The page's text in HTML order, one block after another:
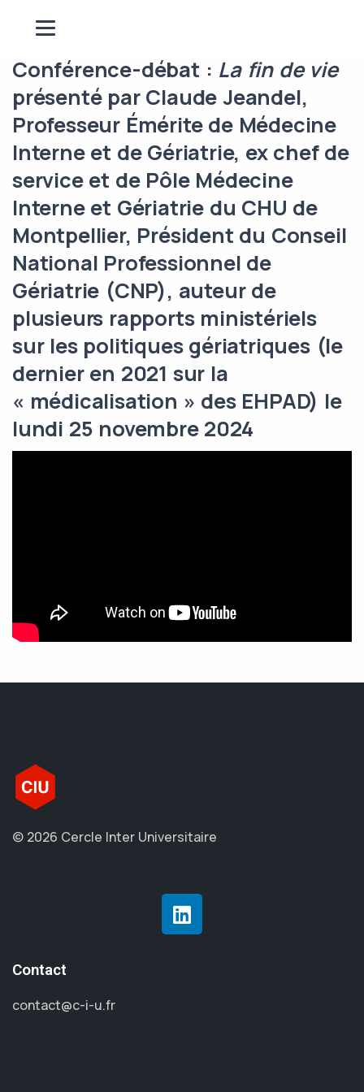
Conférence-débat : La fin de vie
présenté par Claude Jeandel,
Professeur Émérite de Médecine
Interne et de Gériatrie, ex chef de
service et de Pôle Médecine
Interne et Gériatrie du CHU de
Montpellier, Président du Conseil
National Professionnel de
Gériatrie (CNP), auteur de
plusieurs rapports ministériels
sur les politiques gériatriques (le
dernier en 2021 sur la
« médicalisation » des EHPAD) le
lundi 25 novembre 2024
© 2026 Cercle Inter Universitaire
Contact
contact@c-i-u.fr